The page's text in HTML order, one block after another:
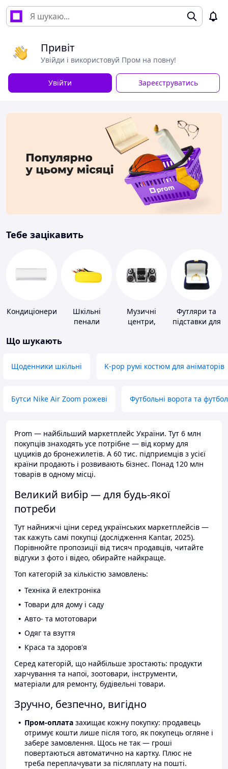
Привіт
Увійди і використовуй Пром на повну!
Увійти Зареєструватись
Тебе зацікавить
Кондиціонери
Шкільні
пенали
Музичні
центри,
Футляри та
підставки для
Що шукають
Щоденники шкільні K-pop румі костюм для аніматорів
Бутси Nike Air Zoom рожеві Футбольні ворота та
Prom — найбільший маркетплейс України. Тут 6 млн
покупців знаходять усе потрібне — від корму для
цуциків до бронежилетів. А 60 тис. підприємців з усієї
країни продають і розвивають бізнес. Понад 120 млн
товарів в одному місці.
Великий вибір — для будь-якої
потреби
Тут найнижчі ціни серед українських маркетплейсів —
так кажуть самі покупці (дослідження Kantar, 2025).
Порівнюйте пропозиції від тисяч продавців, читайте
відгуки з фото і відео, обирайте найкраще.
Топ категорій за кількістю замовлень:
Техніка й електроніка
Товари для дому і саду
Авто- та мототовари
Одяг та взуття
Краса та здоров'я
Серед категорій, що найбільше зростають: продукти
харчування та напої, зоотовари, інструменти,
матеріали для ремонту, будівельні товари.
Зручно, безпечно, вигідно
Пром-оплата захищає кожну покупку: продавець
отримує кошти лише після того, як покупець огляне і
забере замовлення. Щось не так — гроші
повертаються автоматично на картку. Плюс не
треба переплачувати за післяплату на пошті.